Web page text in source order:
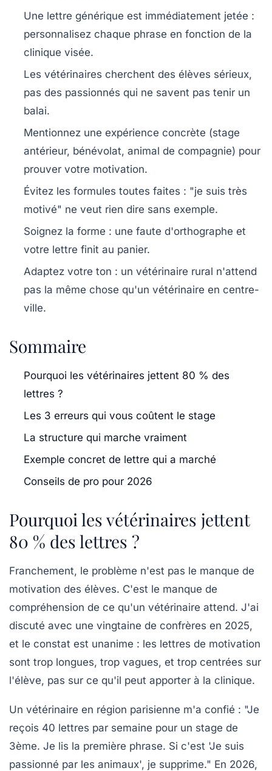
Une lettre générique est immédiatement jetée :
personnalisez chaque phrase en fonction de la
clinique visée.
Les vétérinaires cherchent des élèves sérieux,
pas des passionnés qui ne savent pas tenir un
balai.
Mentionnez une expérience concrète (stage
antérieur, bénévolat, animal de compagnie) pour
prouver votre motivation.
Évitez les formules toutes faites : "je suis très
motivé" ne veut rien dire sans exemple.
Soignez la forme : une faute d'orthographe et
votre lettre finit au panier.
Adaptez votre ton : un vétérinaire rural n'attend
pas la même chose qu'un vétérinaire en centre-
ville.
Sommaire
Pourquoi les vétérinaires jettent 80 % des
lettres ?
Les 3 erreurs qui vous coûtent le stage
La structure qui marche vraiment
Exemple concret de lettre qui a marché
Conseils de pro pour 2026
Pourquoi les vétérinaires jettent
80 % des lettres ?
Franchement, le problème n'est pas le manque de
motivation des élèves. C'est le manque de
compréhension de ce qu'un vétérinaire attend. J'ai
discuté avec une vingtaine de confrères en 2025,
et le constat est unanime : les lettres de motivation
sont trop longues, trop vagues, et trop centrées sur
l'élève, pas sur ce qu'il peut apporter à la clinique.
Un vétérinaire en région parisienne m'a confié : "Je
reçois 40 lettres par semaine pour un stage de
3ème. Je lis la première phrase. Si c'est 'Je suis
passionné par les animaux', je supprime." En 2026,